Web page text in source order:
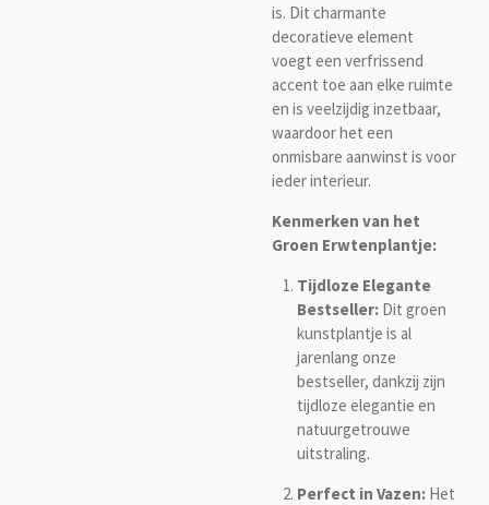
is. Dit charmante
decoratieve element
voegt een verfrissend
accent toe aan elke ruimte
en is veelzijdig inzetbaar,
waardoor het een
onmisbare aanwinst is voor
ieder interieur.
Kenmerken van het
Groen Erwtenplantje:
Tijdloze Elegante
Bestseller:Dit groen
kunstplantje is al
jarenlang onze
bestseller, dankzij zijn
tijdloze elegantie en
natuurgetrouwe
uitstraling.
Perfect in Vazen:Het